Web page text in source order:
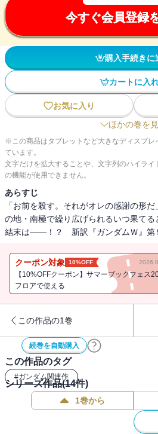
今すぐ会員登録
購入手続きに
カートに入
お気に入り
ほかの巻を
※この商品はタブレットなど大きなディスプレ
ています。
文字だけを拡大することや、文字列のハイラ
の機能が使用できません。
あらすじ
「お前を殺す。それがオレの感謝の形
の地・南極で繰り広げられるいつ果て
結末は――！？ 新訳『ガンダムＷ』第
クーポン対象 10%OFF
【10%OFFクーポン】サマーブックフェス
フロアで使える
この作品の1巻
続巻を自動購入
この作品のタグ
#ガンダム関連作
シリーズ作品(14件)
1巻から